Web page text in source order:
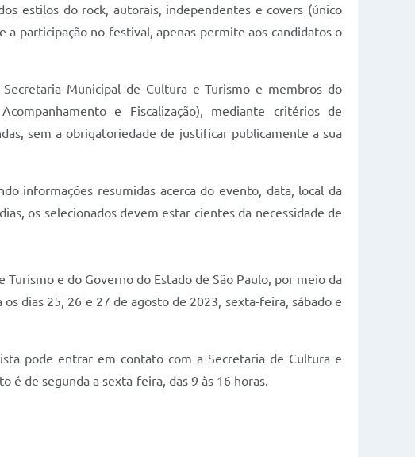
estilos do rock, autorais, independentes e covers (único
participação no festival, apenas permite aos candidatos o
Municipal de Cultura e Turismo e membros do
e Fiscalização), mediante critérios de
sem a obrigatoriedade de justificar publicamente a sua
informações resumidas acerca do evento, data, local da
os selecionados devem estar cientes da necessidade de
e do Governo do Estado de São Paulo, por meio da
dias 25, 26 e 27 de agosto de 2023, sexta-feira, sábado e
pode entrar em contato com a Secretaria de Cultura e
de segunda a sexta-feira, das 9 às 16 horas.